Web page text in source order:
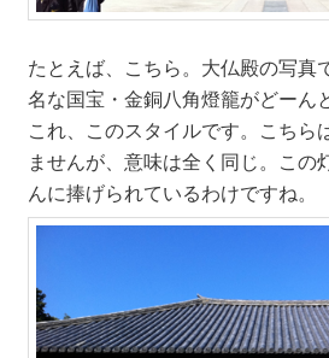
たとえば、こちら。大仏殿の写真
名な国宝・金銅八角燈籠がどーん
これ、このスタイルです。こちら
ませんが、意味は全く同じ。この
んに捧げられているわけですね。